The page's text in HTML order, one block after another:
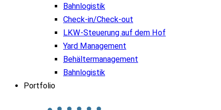
Bahnlogistik
Check-in/Check-out
LKW-Steuerung auf dem Hof
Yard Management
Behältermanagement
Bahnlogistik
Portfolio